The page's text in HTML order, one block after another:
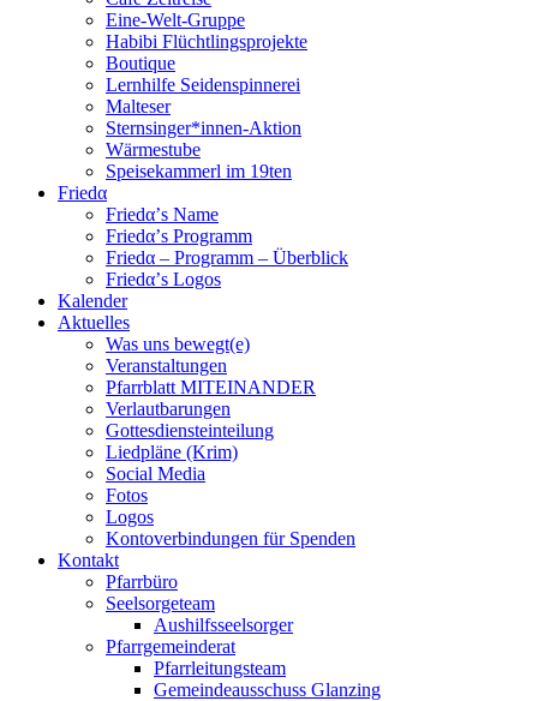
Eine-Welt-Gruppe
Habibi Flüchtlingsprojekte
Boutique
Lernhilfe Seidenspinnerei
Malteser
Sternsinger*innen-Aktion
Wärmestube
Speisekammerl im 19ten
Friedα
Friedα’s Name
Friedα’s Programm
Friedα – Programm – Überblick
Friedα’s Logos
Kalender
Aktuelles
Was uns bewegt(e)
Veranstaltungen
Pfarrblatt MITEINANDER
Verlautbarungen
Gottesdiensteinteilung
Liedpläne (Krim)
Social Media
Fotos
Logos
Kontoverbindungen für Spenden
Kontakt
Pfarrbüro
Seelsorgeteam
Aushilfsseelsorger
Pfarrgemeinderat
Pfarrleitungsteam
Gemeindeausschuss Glanzing